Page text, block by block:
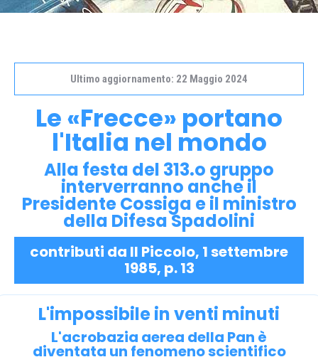
Ultimo aggiornamento: 22 Maggio 2024
Le «Frecce» portano
l'Italia nel mondo
Alla festa del 313.o gruppo
interverranno anche il
Presidente Cossiga e il ministro
della Difesa Spadolini
contributi da Il Piccolo, 1 settembre
1985, p. 13
L'impossibile in venti minuti
L'acrobazia aerea della Pan è
diventata un fenomeno scientifico